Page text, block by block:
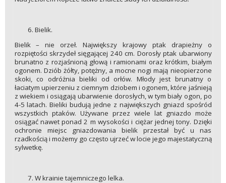
Bielik.
Bielik – nie orzeł. Największy krajowy ptak drapieżny o
rozpiętości skrzydeł sięgającej 240 cm. Dorosły ptak ubarwiony
brunatno z rozjaśnioną głową i ramionami oraz krótkim, białym
ogonem. Dziób żółty, potężny, a mocne nogi mają nieopierzone
skoki, co odróżnia bieliki od orłów. Młody jest brunatny o
łaciatym upierzeniu z ciemnym dziobem i ogonem, które jaśnieją
z wiekiem i osiągają ubarwienie dorosłych, w tym biały ogon, po
4-5 latach. Bieliki budują jedne z największych gniazd spośród
wszystkich ptaków. Używane przez wiele lat gniazdo może
osiągać nawet ponad 2 m wysokości i ciężar jednej tony. Dzięki
ochronie miejsc gniazdowania bielik przestał być u nas
rzadkością i możemy go często ujrzeć w locie jego majestatyczną
sylwetkę.
W krainie tajemniczego lelka.